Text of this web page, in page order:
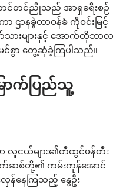
တင်တင်ညိုသည် အာရှခရီးစဉ်
ဌာနခွဲတာဝန်ခံ ကိုဝင်းမြင့်
ားများနှင့် အောက်တိုဘာလ
မင်စွာ တွေ့ဆုံခဲ့ကြပါသည်။
ောက်ပြည်သူ့
ာ လူငယ်များ၏တီထွင်ဖန်တီး
က်ဆစ်တို့၏ ကမ်းကုန်အောင်
န်နေကြသည့် နွေဦး